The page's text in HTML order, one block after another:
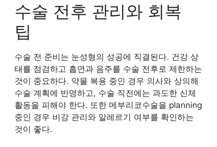
수술 전후 관리와 회복
팁
수술 전 준비는 눈성형의 성공에 직결된다. 건강 상
태를 점검하고 흡연과 음주를 수술 전후로 제한하는
것이 중요하다. 약물 복용 중인 경우 의사와 상의해
수술 계획에 반영하고, 수술 직전에는 과도한 신체
활동을 피해야 한다. 또한 메부리코수술을 planning
중인 경우 비강 관리와 알레르기 여부를 확인하는
것이 좋다.